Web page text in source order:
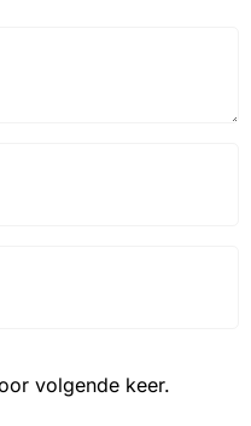
volgende keer.